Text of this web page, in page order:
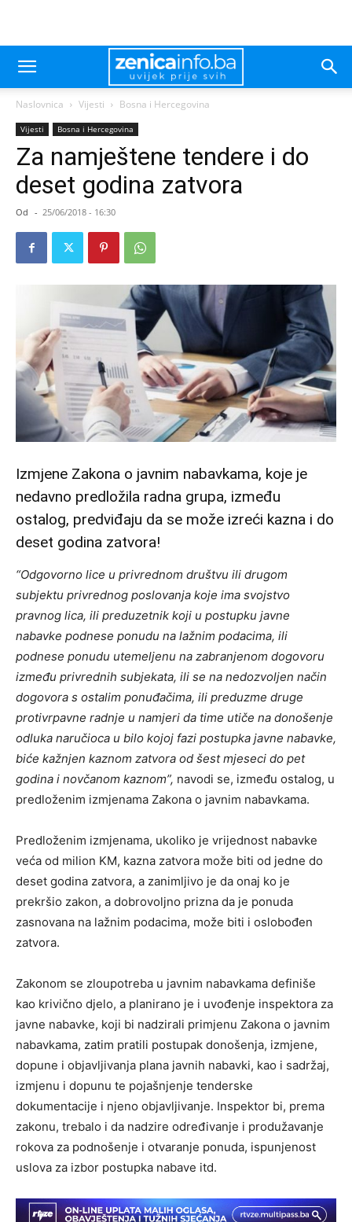
Naslovnica Vijesti Bosna i Hercegovina
Vijesti Bosna i Hercegovina
Za namještene tendere i do
deset godina zatvora
Od - 25/06/2018 - 16:30
Izmjene Zakona o javnim nabavkama, koje je
nedavno predložila radna grupa, između
ostalog, predviđaju da se može izreći kazna i do
deset godina zatvora!
“Odgovorno lice u privrednom društvu ili drugom
subjektu privrednog poslovanja koje ima svojstvo
pravnog lica, ili preduzetnik koji u postupku javne
nabavke podnese ponudu na lažnim podacima, ili
podnese ponudu utemeljenu na zabranjenom dogovoru
između privrednih subjekata, ili se na nedozvoljen način
dogovora s ostalim ponuđačima, ili preduzme druge
protivrpavne radnje u namjeri da time utiče na donošenje
odluka naručioca u bilo kojoj fazi postupka javne nabavke,
biće kažnjen kaznom zatvora od šest mjeseci do pet
godina i novčanom kaznom”, navodi se, između ostalog, u
predloženim izmjenama Zakona o javnim nabavkama.
Predloženim izmjenama, ukoliko je vrijednost nabavke
veća od milion KM, kazna zatvora može biti od jedne do
deset godina zatvora, a zanimljivo je da onaj ko je
prekršio zakon, a dobrovoljno prizna da je ponuda
zasnovana na lažnim podacima, može biti i oslobođen
zatvora.
Zakonom se zloupotreba u javnim nabavkama definiše
kao krivično djelo, a planirano je i uvođenje inspektora za
javne nabavke, koji bi nadzirali primjenu Zakona o javnim
nabavkama, zatim pratili postupak donošenja, izmjene,
dopune i objavljivanja plana javnih nabavki, kao i sadržaj,
izmjenu i dopunu te pojašnjenje tenderske
dokumentacije i njeno objavljivanje. Inspektor bi, prema
zakonu, trebalo i da nadzire određivanje i produžavanje
rokova za podnošenje i otvaranje ponuda, ispunjenost
uslova za izbor postupka nabave itd.